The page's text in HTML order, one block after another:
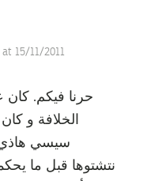
15/11/2011
حرنا فيكم. كان
الخلافة و
سيسي
نتشتوها قبل ما